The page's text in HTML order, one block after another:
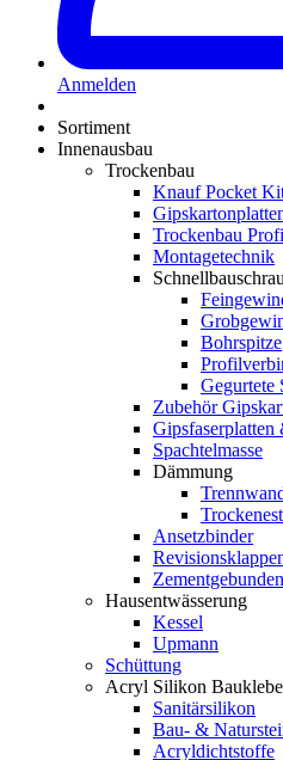
Anmelden
Sortiment
Innenausbau
Trockenbau
Knauf Pocket
Trockenbau
Montagetechnik
Bohrspitze
Gegurtete
Zubehör
Gipsfaserplatten
Spachtelmasse
Dämmung
Ansetzbinder
Hausentwässerung
Kessel
Upmann
Schüttung
Acryl Silikon
Sanitärsilikon
Bau- &
Acryldichtstoffe